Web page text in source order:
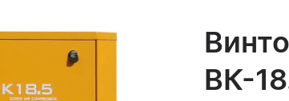
ВК-